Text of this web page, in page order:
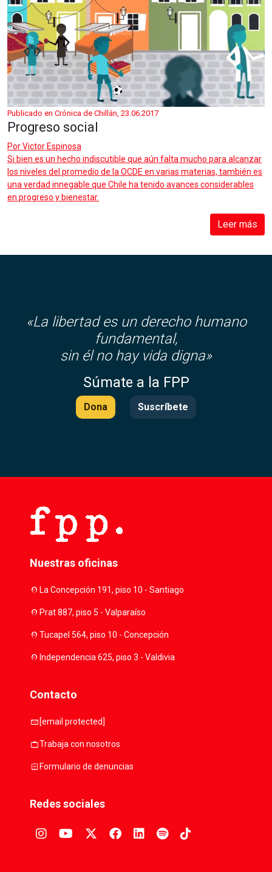
Publicado en Crónica de Chillán, 23.06.2017
Progreso social
PorVictor Espinosa
Si bien es un hecho indiscutible que aún falta mucho para alcanzar
los niveles del promedio de la OCDE en varias materias, también es
una verdad innegable que Chile ha tenido avances considerables
en progreso y bienestar.
Leer más
«La libertad es un derecho humano
fundamental,
sin él no hay vida digna»
Súmate a la FPP
Dona Suscríbete
Nuestras oficinas
location_onLa Concepción 191, piso 10 - Santiago
location_onPrat 887, piso 5 - Valparaíso
location_onTucapel 564, piso 10 - Concepción
location_onIndependencia 625, piso 3 - Valdivia
Contacto
mail [email protected]
workTrabaja con nosotros
assignmentFormulario de denuncias
Redes sociales